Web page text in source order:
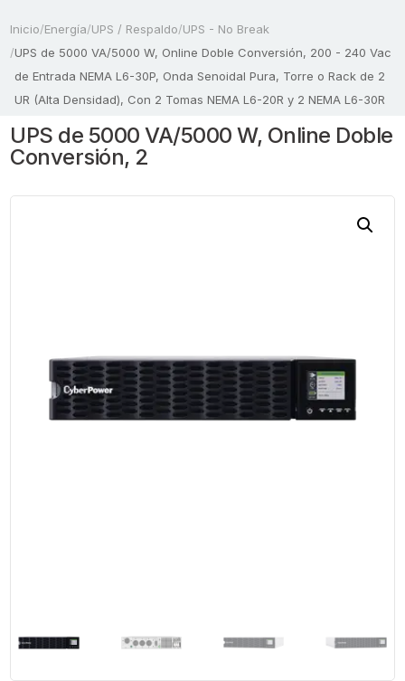
Inicio/Energía/UPS / Respaldo/UPS - No Break
/UPS de 5000 VA/5000 W, Online Doble Conversión, 200 - 240 Vac
de Entrada NEMA L6-30P, Onda Senoidal Pura, Torre o Rack de 2
UR (Alta Densidad), Con 2 Tomas NEMA L6-20R y 2 NEMA L6-30R
UPS de 5000 VA/5000 W, Online Doble
Conversión, 2